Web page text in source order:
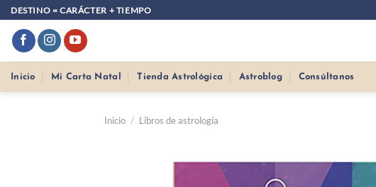
Saltar
contenido
DESTINO = CARÁCTER + TIEMPO
Inicio Mi Carta Natal Tienda Astrológica Astroblog Consúltanos
Inicio / Libros de astrología